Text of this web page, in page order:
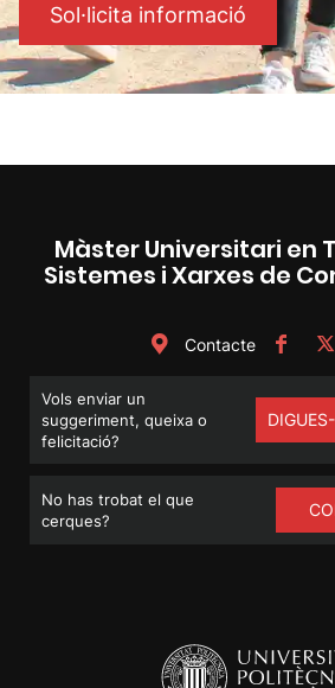
Sol·licita informació
Màster Universitari en
Sistemes i Xarxes de
Contacte
Vols enviar un
suggeriment, queixa o
felicitació?
No has trobat el que
cerques?